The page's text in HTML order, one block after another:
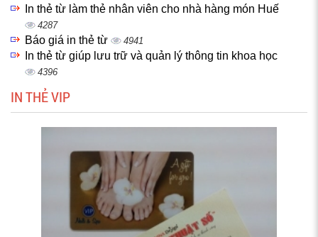
In thẻ từ làm thẻ nhân viên cho nhà hàng món Huế
4287
Báo giá in thẻ từ 4941
In thẻ từ giúp lưu trữ và quản lý thông tin khoa học
4396
IN THẺ VIP